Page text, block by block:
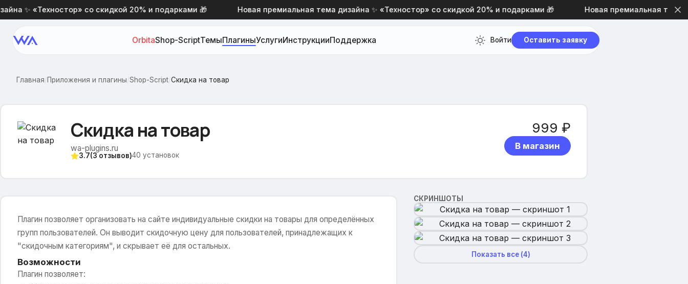
✨ «Техностор» со скидкой 20% и подарками 🎁 Новая премиальная тема дизайна ✨ «Техностор» со скидкой 20% и подарками 🎁 Новая премиальная тема
OrbitaShop-ScriptТемыПлагиныУслугиИнструкцииПоддержка Войти Оставить заявку
Главная/Приложения и плагины/Shop-Script/Скидка на товар
Скидка на товар
wa-plugins.ru
3.7(3 отзывов)40 установок
999 ₽
В магазин
Плагин позволяет организовать на сайте индивидуальные скидки на товары для определённых
групп пользователей. Он выводит скидочную цену для пользователей, принадлежащих к
"скидочным категориям", и скрывает её для остальных.
Возможности
Плагин позволяет:
СКРИНШОТЫ
Показать все (4)